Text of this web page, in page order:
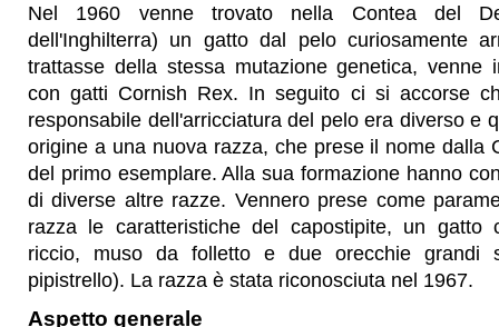
Nel 1960 venne trovato nella Contea del
dell'Inghilterra) un gatto dal pelo curiosamente
trattasse della stessa mutazione genetica, venne
con gatti Cornish Rex. In seguito ci si accorse
responsabile dell'arricciatura del pelo era diverso e
origine a una nuova razza, che prese il nome dalla
del primo esemplare. Alla sua formazione hanno
di diverse altre razze. Vennero prese come
razza le caratteristiche del capostipite, un gatto
riccio, muso da folletto e due orecchie
pipistrello). La razza è stata riconosciuta nel 1967.
Aspetto generale